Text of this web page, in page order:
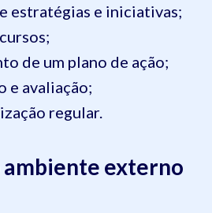
estratégias e iniciativas;
de um plano de ação;
e avaliação;
regular.
ambiente externo